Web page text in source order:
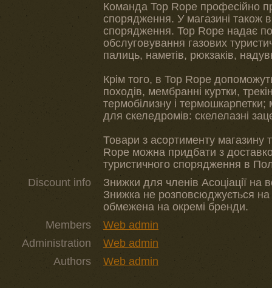
Команда Top Rope професійно
спорядження. У магазині також
спорядження. Top Rope надає
обслуговування газових
палиць, наметів, рюкзаків,
Крім того, в Top Rope
походів, мембранні куртки,
термобілизну і
для скеледромів: скелелазні
Товари з асортименту магазину
Rope можна придбати з
туристичного спорядження в
Discount info
Знижки для членів Асоціації на
Знижка не розповсюджується на
обмежена на окремі бренди.
Members
Web admin
Administration
Web admin
Authors
Web admin